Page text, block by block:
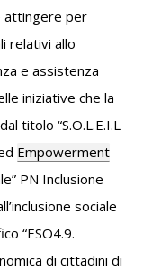
attingere per
relativi allo
e assistenza
iniziative che la
titolo “S.O.L.E.I.L
Empowerment
PN Inclusione
sociale
“ESO4.9.
di cittadini di